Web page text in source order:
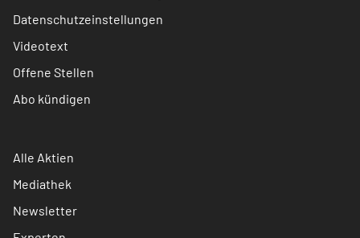
Datenschutzeinstellungen
Videotext
Offene Stellen
Abo kündigen
Alle Aktien
Mediathek
Newsletter